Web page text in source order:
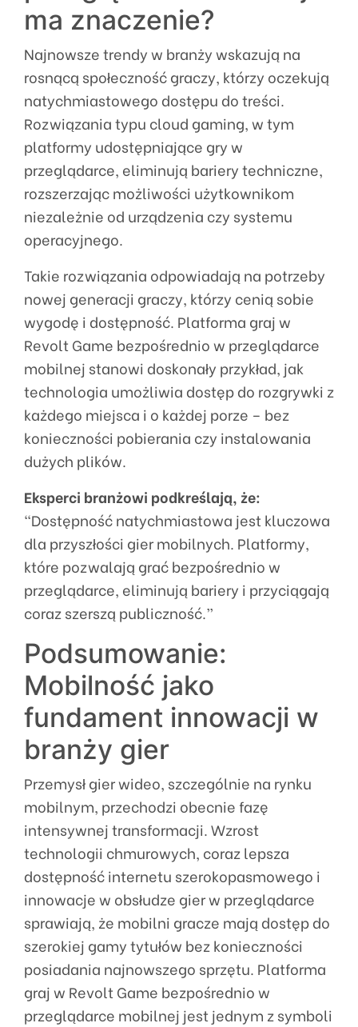
ma znaczenie?
Najnowsze trendy w branży wskazują na
rosnącą społeczność graczy, którzy oczekują
natychmiastowego dostępu do treści.
Rozwiązania typu cloud gaming, w tym
platformy udostępniające gry w
przeglądarce, eliminują bariery techniczne,
rozszerzając możliwości użytkownikom
niezależnie od urządzenia czy systemu
operacyjnego.
Takie rozwiązania odpowiadają na potrzeby
nowej generacji graczy, którzy cenią sobie
wygodę i dostępność. Platforma graj w
Revolt Game bezpośrednio w przeglądarce
mobilnej stanowi doskonały przykład, jak
technologia umożliwia dostęp do rozgrywki z
każdego miejsca i o każdej porze – bez
konieczności pobierania czy instalowania
dużych plików.
Eksperci branżowi podkreślają, że:
“Dostępność natychmiastowa jest kluczowa
dla przyszłości gier mobilnych. Platformy,
które pozwalają grać bezpośrednio w
przeglądarce, eliminują bariery i przyciągają
coraz szerszą publiczność.”
Podsumowanie:
Mobilność jako
fundament innowacji w
branży gier
Przemysł gier wideo, szczególnie na rynku
mobilnym, przechodzi obecnie fazę
intensywnej transformacji. Wzrost
technologii chmurowych, coraz lepsza
dostępność internetu szerokopasmowego i
innowacje w obsłudze gier w przeglądarce
sprawiają, że mobilni gracze mają dostęp do
szerokiej gamy tytułów bez konieczności
posiadania najnowszego sprzętu. Platforma
graj w Revolt Game bezpośrednio w
przeglądarce mobilnej jest jednym z symboli